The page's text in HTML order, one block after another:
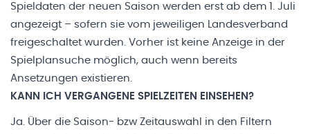
Spieldaten der neuen Saison werden erst ab dem 1. Juli
angezeigt – sofern sie vom jeweiligen Landesverband
freigeschaltet wurden. Vorher ist keine Anzeige in der
Spielplansuche möglich, auch wenn bereits
Ansetzungen existieren.
KANN ICH VERGANGENE SPIELZEITEN EINSEHEN?
Ja. Über die Saison- bzw Zeitauswahl in den Filtern